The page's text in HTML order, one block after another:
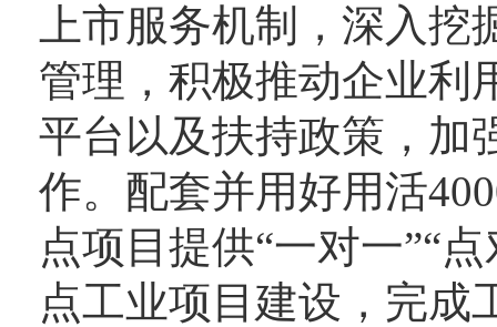
上市服务机制，深入
管理，积极推动企业利
平台以及扶持政策，加
作。配套并用好用活
点项目提供“一对一”“
点工业项目建设，完成